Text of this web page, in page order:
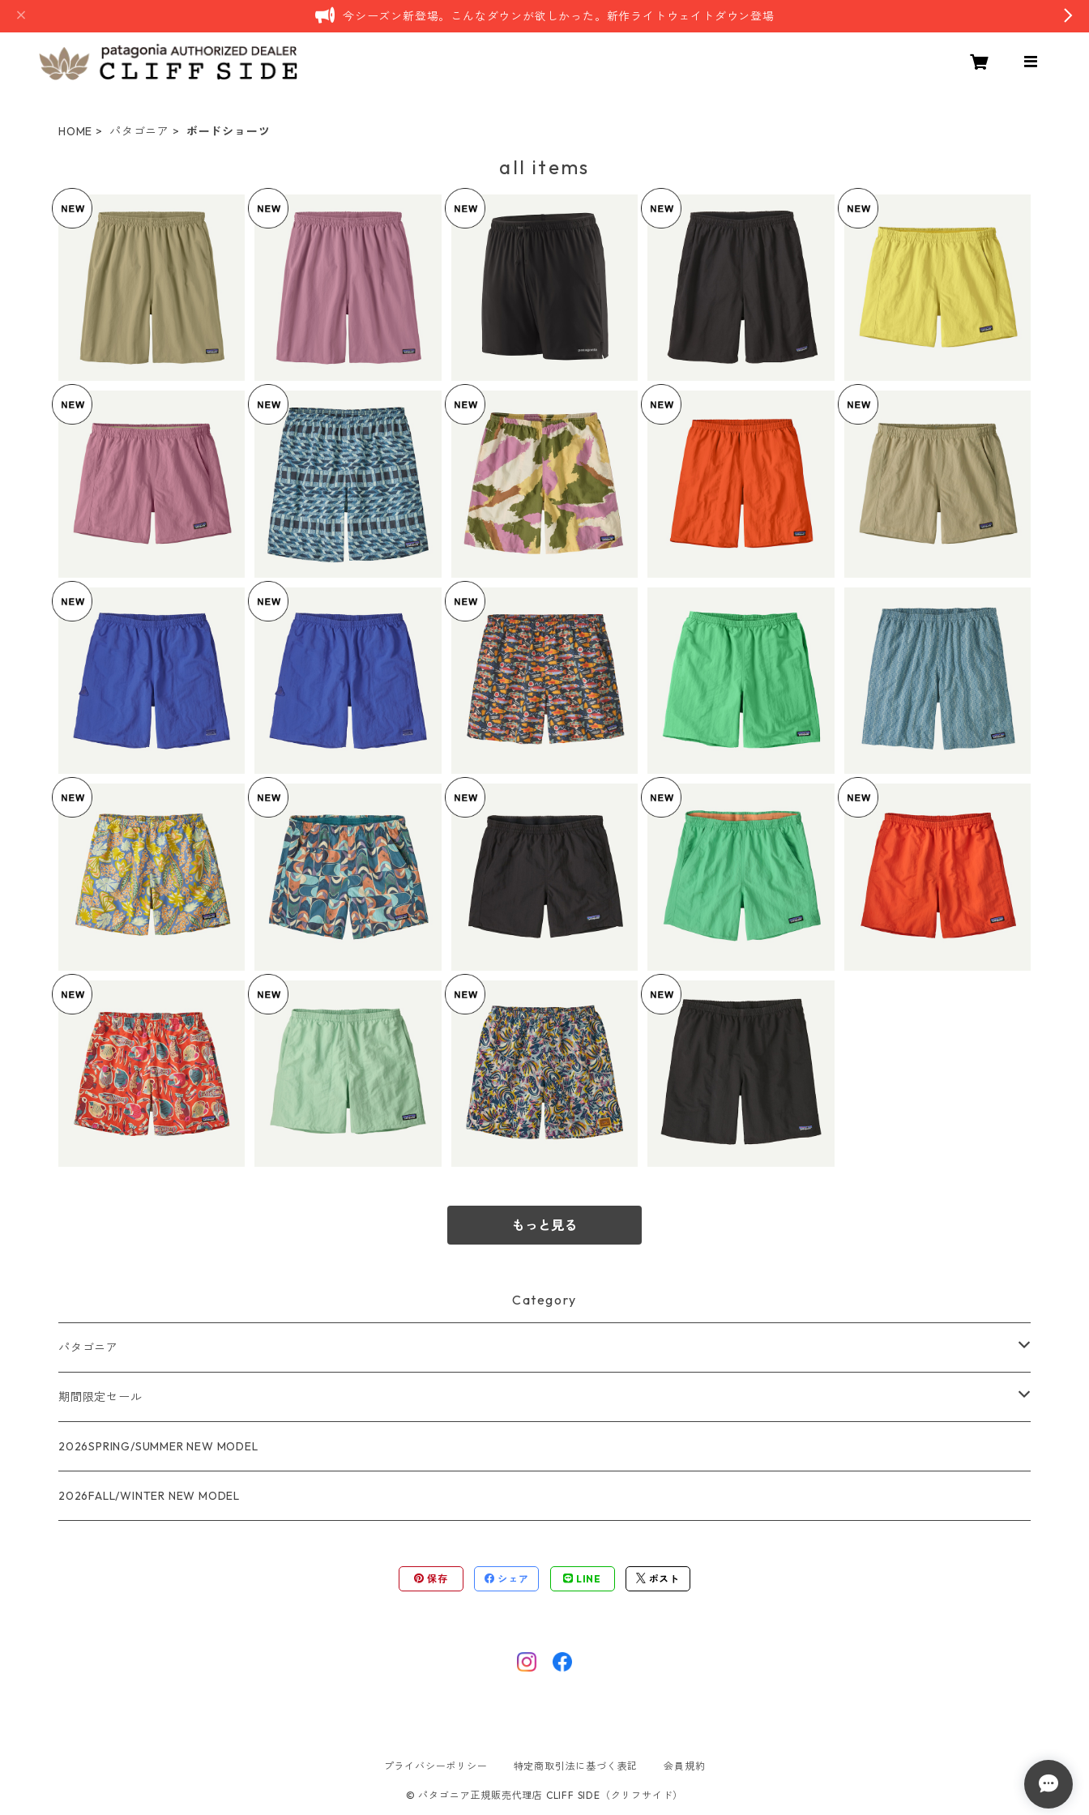
今シーズン新登場。こんなダウンが欲しかった。新作ライトウェイトダウン登場
HOME パタゴニア ボードショーツ
all items
パタゴニア ウィメンズ・バ
ギーズ・ロング Weathered
Stone 57035 Patagonia W
omen's Baggies™ Longs
日本正規品
¥11,495
5%OFF
パタゴニア ウィメンズ・バ
ギーズ・ロング Light Violet
57035 Patagonia Wome
n's Baggies™ Longs 日本正
規品
¥11,495
5%OFF
SOLD OUT
パタゴニア メンズ・マル
チ・トレイルズ・ショーツ ６
インチ Black 57595 Pata
gonia Men's Multi Trails S
horts - 6" 日本正規品
¥10,450
パタゴニア ウィメンズ・バ
ギーズ・ロング Black 5703
5 Patagonia Women's Bag
gies™ Longs 日本正規品
パタゴニア ウィメンズ・バ
ギーズ・ショーツ ５インチ
Lemon Zest 57059 Pata
gonia Women's Baggies™
Shorts - 5" 日本正規品
¥9,405
5%OFF
SOLD OUT
パタゴニア ウィメンズ・バ
ギーズ・ショーツ ５インチ
Light Violet 57059 Pata
gonia Women's Baggies™
Shorts - 5" 日本正規品
¥9,405
5%OFF
SOLD OUT
パタゴニア メンズ・バギー
ズ・ロング ７インチ Climb
ing Stripe: Still Blue 5803
5 Patagonia Men's Baggie
s™ Longs - 7" 日本正規品
¥9,405
5%OFF
パタゴニア メンズ・バギー
ズ・ロング ７インチ Sunsh
ine: Natural 58035 Patag
onia Men's Baggies™ Lon
gs - 7" 日本正規品
¥9,405
5%OFF
パタゴニア メンズ・バギー
ズ・ロング ７インチ Coal
Orange 58035 Patagonia
Men's Baggies™ Longs -
7" 日本正規品
¥9,405
5%OFF
パタゴニア ウィメンズ・バ
ギーズ・ショーツ ５インチ
Weathered Stone 5705
9 Patagonia Women's Ba
ggies™ Shorts - 5" 日本正
規品
¥9,405
5%OFF
★ パタゴニア メンズ・バギ
ーズ・ロング ７インチ (カ
ラー Eddy Blue) Patagonia
Men's Baggies™ Longs -
7"日本正規品 製品番号 580
35
¥9,405
5%OFF
SOLD OUT
パタゴニア メンズ・バギー
ズ・ロング ７インチ (カラ
ー Eddy Blue) Patagonia
Men's Baggies™ Longs -
7"日本正規品 製品番号 580
35
¥9,900
パタゴニア メンズ・バギー
ズ・ショーツ ５インチ (カ
ラー Salmon Energy: Old
Growth Green) Patagoni
a Men's Baggies™ Shorts
- 5" 日本正規品 製品番号 5
¥9,900
SOLD OUT
パタゴニア メンズ・バギー
ズ・ロング ７インチ (カラ
ー Aloe Green) Patagonia
Men's Baggies™ Longs -
7"日本正規品 製品番号 580
35
¥9,900
SOLD OUT
パタゴニア メンズ・バギー
ズ・ロング ７インチ (カラ
ー Kaleidoscope: Still Blu
e) Patagonia Men's Baggi
es™ Longs - 7"日本正規
品 製品番号 58035
¥9,900
SOLD OUT
パタゴニア メンズ・バギー
ズ・ショーツ ５インチ (カ
ラー Flourish: Abundant Bl
ue) Patagonia Men's Bag
gies™ Shorts - 5" 日本正規
品 製品番号 57022
¥9,900
SOLD OUT
パタゴニア ウィメンズ・バ
ギーズ・ショーツ ５インチ
(カラー Swallowtail Geo: S
till Blue) Patagonia Wom
en's Baggies™ Shorts - 5"
日本正規品 製品番号 5705
¥9,900
SOLD OUT
パタゴニア ウィメンズ・バ
ギーズ・ショーツ ５インチ
(カラー Black w/Black) Pat
agonia Women's Baggies
™ Shorts - 5" 日本正規品
製品番号 57059
¥9,900
パタゴニア ウィメンズ・バ
ギーズ・ショーツ ５インチ
(カラー Aloe Green) Patag
onia Women's Baggies™ S
horts - 5" 日本正規品 製品
番号 57059
¥9,900
SOLD OUT
パタゴニア メンズ・バギー
ズ・ショーツ ５インチ (カ
ラー Wrasse: Pollinator O
range) Patagonia Men's B
aggies™ Shorts - 5" 日本正
規品 製品番号 57022
¥9,900
SOLD OUT
パタゴニア メンズ・バギー
ズ・ショーツ ５インチ (カ
ラー Wrasse: Pollinator O
range) Patagonia Men's B
aggies™ Shorts - 5" 日本正
規品 製品番号 57022
¥9,900
SOLD OUT
パタゴニア メンズ・バギー
ズ・ショーツ ５インチ (カ
ラー Rinsed Green) Patag
onia Men's Baggies™ Sho
rts - 5" 日本正規品 製品番
号 57022
¥9,900
SOLD OUT
パタゴニア メンズ・バギー
ズ・ロング ７インチ (カラ
ー Wild Botanist: Tidal Te
al) Patagonia Men's Bagg
ies™ Longs - 7"日本正規
品 製品番号 58035
¥9,900
SOLD OUT
パタゴニア メンズ・バギー
ズ・ロング ７インチ (カラ
ー Black w/Black) Patago
nia Men's Baggies™ Longs
- 7"日本正規品 製品番号 5
8035
¥9,900
もっと見る
Category
パタゴニア
メンズ
R1
ウィメンズ
R1
ジャケット・アウター
期間限定セール
★★★
レインウェアー
2026SPRING/SUMMER NEW MODEL
2026FALL/WINTER NEW MODEL
保存 シェア LINE ポスト
プライバシーポリシー 特定商取引法に基づく表記 会員規約
© パタゴニア正規販売代理店 CLIFF SIDE（クリフサイド）